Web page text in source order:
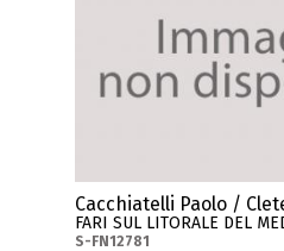
Cacchiatelli Paolo /
FARI SUL LITORALE DEL
S-FN12781